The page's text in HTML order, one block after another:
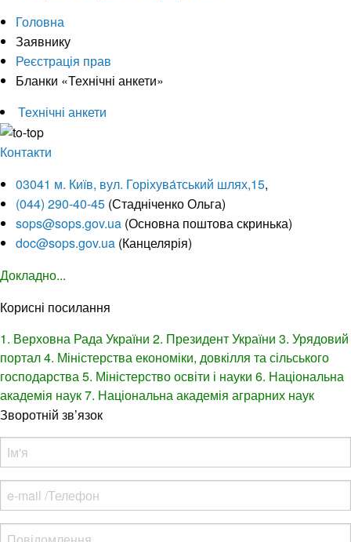
Головна
Заявнику
Реєстрація прав
Бланки «Технічні анкети»
Технічні анкети
Контакти
03041 м. Київ, вул. Горіхува́тський шлях,15,
(044) 290-40-45 (Стадніченко Ольга)
sops@sops.gov.ua (Основна поштова скринька)
doc@sops.gov.ua (Канцелярія)
Докладно...
Корисні посилання
1. Верховна Рада України 2. Президент України 3. Урядовий
портал4. Міністерства економіки, довкілля та сільського
господарства5. Міністерство освіти і науки 6. Національна
академія наук7. Національна академія аграрних наук
Зворотній зв’язок